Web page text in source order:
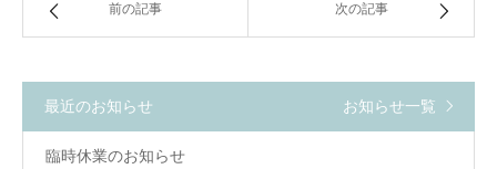
前の記事 次の記事
最近のお知らせ お知らせ一覧
臨時休業のお知らせ